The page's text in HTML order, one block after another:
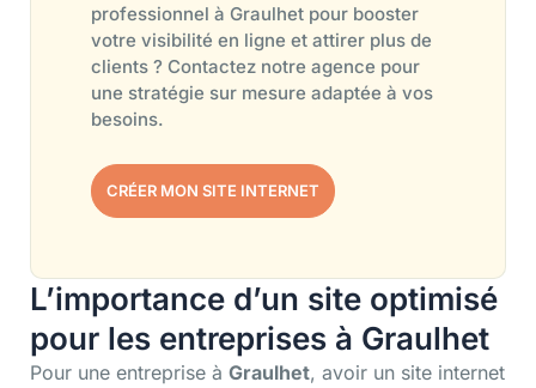
professionnel à Graulhet pour booster
votre visibilité en ligne et attirer plus de
clients ? Contactez notre agence pour
une stratégie sur mesure adaptée à vos
besoins.
CRÉER MON SITE INTERNET
L’importance d’un site optimisé
pour les entreprises à Graulhet
Pour une entreprise à Graulhet, avoir un site internet